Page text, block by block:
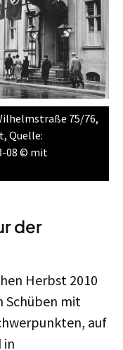
75/76,
Quelle:
08 © mit
der
Herbst 2010
Schüben mit
auf
in